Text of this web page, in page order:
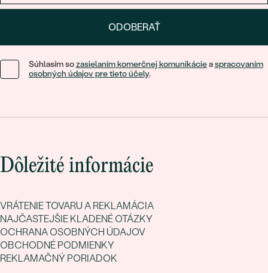
ODOBERAŤ
Súhlasím sozasielaním komerčnej komunikácieaspracovaním
osobných údajov pre tieto účely.
Dôležité informácie
VRÁTENIE TOVARU A REKLAMÁCIA
NAJČASTEJŠIE KLADENÉ OTÁZKY
OCHRANA OSOBNÝCH ÚDAJOV
OBCHODNÉ PODMIENKY
REKLAMAČNÝ PORIADOK